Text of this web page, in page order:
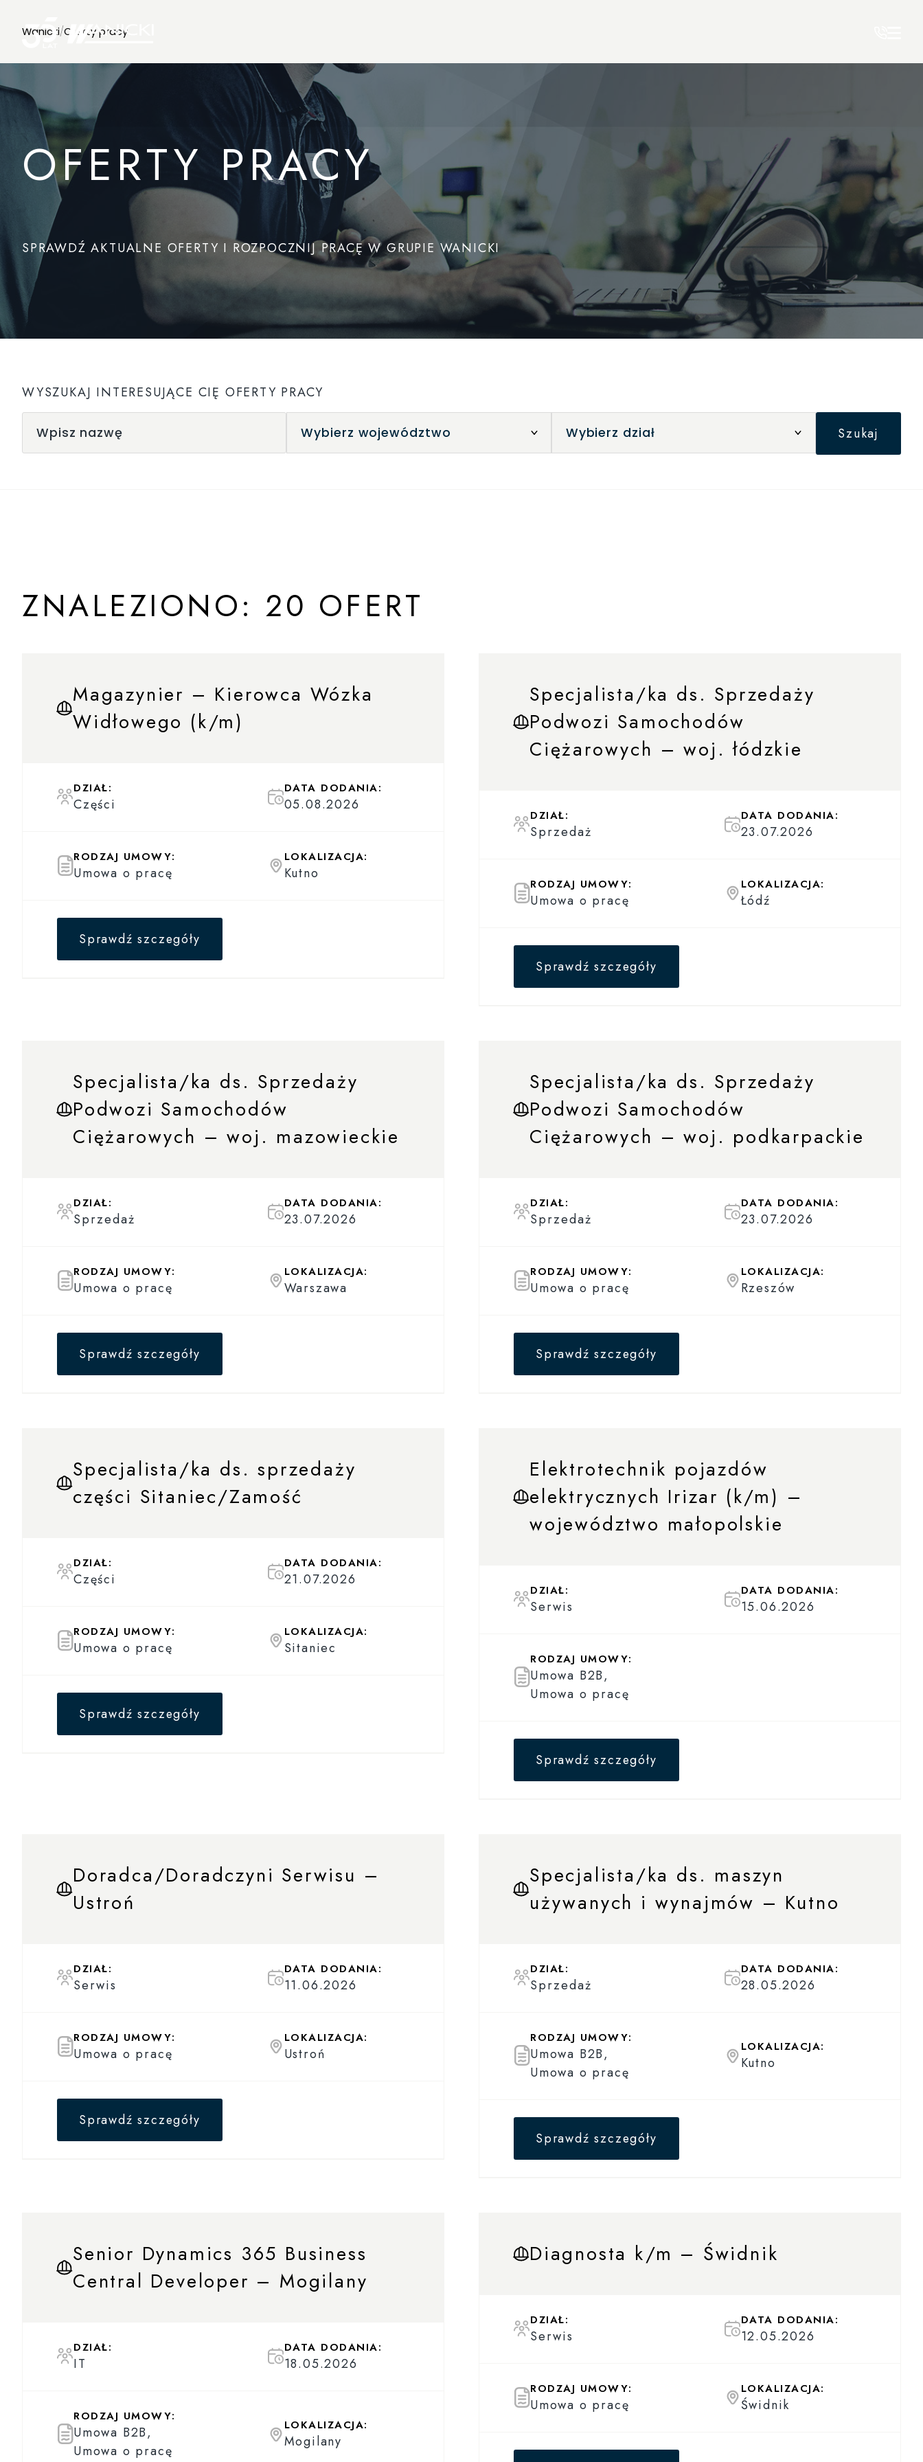
Wanicki/Oferty pracy
OFERTY PRACY
SPRAWDŹ AKTUALNE OFERTY I ROZPOCZNIJ PRACĘ W GRUPIE WANICKI
WYSZUKAJ INTERESUJĄCE CIĘ OFERTY PRACY
Szukaj
ZNALEZIONO: 20 OFERT
Magazynier – Kierowca Wózka
Widłowego (k/m)
DZIAŁ:
Części
DATA DODANIA:
05.08.2026
RODZAJ UMOWY:
Umowa o pracę
LOKALIZACJA:
Kutno
Sprawdź szczegóły
Specjalista/ka ds. Sprzedaży
Podwozi Samochodów
Ciężarowych – woj. łódzkie
DZIAŁ:
Sprzedaż
DATA DODANIA:
23.07.2026
RODZAJ UMOWY:
Umowa o pracę
LOKALIZACJA:
Łódź
Sprawdź szczegóły
Specjalista/ka ds. Sprzedaży
Podwozi Samochodów
Ciężarowych – woj. mazowieckie
DZIAŁ:
Sprzedaż
DATA DODANIA:
23.07.2026
RODZAJ UMOWY:
Umowa o pracę
LOKALIZACJA:
Warszawa
Sprawdź szczegóły
Specjalista/ka ds. Sprzedaży
Podwozi Samochodów
Ciężarowych – woj. podkarpackie
DZIAŁ:
Sprzedaż
DATA DODANIA:
23.07.2026
RODZAJ UMOWY:
Umowa o pracę
LOKALIZACJA:
Rzeszów
Sprawdź szczegóły
Specjalista/ka ds. sprzedaży
części Sitaniec/Zamość
DZIAŁ:
Części
DATA DODANIA:
21.07.2026
RODZAJ UMOWY:
Umowa o pracę
LOKALIZACJA:
Sitaniec
Sprawdź szczegóły
Elektrotechnik pojazdów
elektrycznych Irizar (k/m) –
województwo małopolskie
DZIAŁ:
Serwis
DATA DODANIA:
15.06.2026
RODZAJ UMOWY:
Umowa B2B,
Umowa o pracę
Sprawdź szczegóły
Doradca/Doradczyni Serwisu –
Ustroń
DZIAŁ:
Serwis
DATA DODANIA:
11.06.2026
RODZAJ UMOWY:
Umowa o pracę
LOKALIZACJA:
Ustroń
Sprawdź szczegóły
Specjalista/ka ds. maszyn
używanych i wynajmów – Kutno
DZIAŁ:
Sprzedaż
DATA DODANIA:
28.05.2026
RODZAJ UMOWY:
Umowa B2B,
Umowa o pracę
LOKALIZACJA:
Kutno
Sprawdź szczegóły
Senior Dynamics 365 Business
Central Developer – Mogilany
DZIAŁ:
IT
DATA DODANIA:
18.05.2026
RODZAJ UMOWY:
Umowa B2B,
Umowa o pracę
LOKALIZACJA:
Mogilany
Diagnosta k/m – Świdnik
DZIAŁ:
Serwis
DATA DODANIA:
12.05.2026
RODZAJ UMOWY:
Umowa o pracę
LOKALIZACJA:
Świdnik